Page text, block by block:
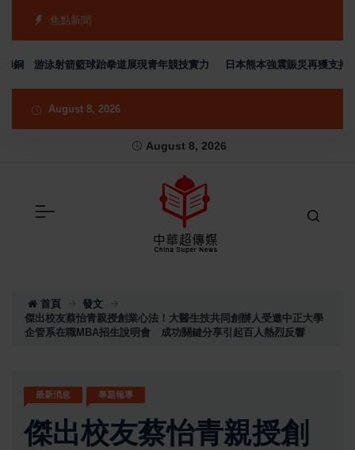
焦點新聞
游泳射箭籃球跆拳道展現青年競技實力 日本熊本強震賑災再獲支持 台
August 8, 2026
August 8, 2026
首頁
發文
傑出校友蔡怡青親授創業心法！大醫生技共同創辦人受邀中正大學
企管系在職MBA招生說明會 成功關鍵分享引起百人熱烈反響
最新消息 專題報導
傑出校友蔡怡青親授創